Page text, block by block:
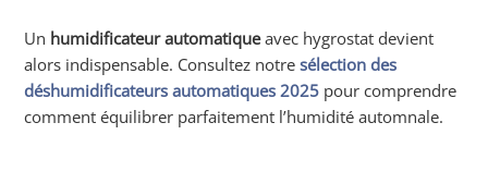
Un humidificateur automatiqueavec hygrostat devient
alors indispensable. Consultez notresélection des
déshumidificateurs automatiques 2025 pour comprendre
comment équilibrer parfaitement l’humidité automnale.